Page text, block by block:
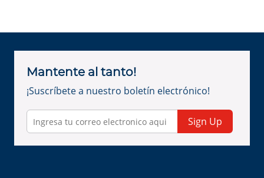
Mantente al tanto!
¡Suscríbete a nuestro boletín electrónico!
Sign Up